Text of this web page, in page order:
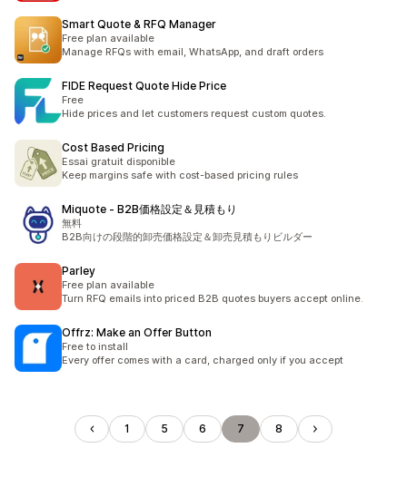
Smart Quote & RFQ Manager
Free plan available
Manage RFQs with email, WhatsApp, and draft orders
FIDE Request Quote Hide Price
Free
Hide prices and let customers request custom quotes.
Cost Based Pricing
Essai gratuit disponible
Keep margins safe with cost-based pricing rules
Miquote ‑ B2B価格設定＆見積もり
無料
B2B向けの段階的卸売価格設定＆卸売見積もりビルダー
Parley
Free plan available
Turn RFQ emails into priced B2B quotes buyers accept online.
Offrz: Make an Offer Button
Free to install
Every offer comes with a card, charged only if you accept
1 5 6 7 8